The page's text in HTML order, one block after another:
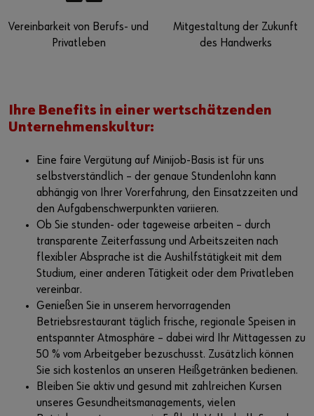
Vereinbarkeit von Berufs- und
Privatleben
Mitgestaltung der Zukunft
des Handwerks
Ihre Benefits in einer wertschätzenden
Unternehmenskultur:
Eine faire Vergütung auf Minijob-Basis ist für uns
selbstverständlich – der genaue Stundenlohn kann
abhängig von Ihrer Vorerfahrung, den Einsatzzeiten und
den Aufgabenschwerpunkten variieren.
Ob Sie stunden- oder tageweise arbeiten – durch
transparente Zeiterfassung und Arbeitszeiten nach
flexibler Absprache ist die Aushilfstätigkeit mit dem
Studium, einer anderen Tätigkeit oder dem Privatleben
vereinbar.
Genießen Sie in unserem hervorragenden
Betriebsrestaurant täglich frische, regionale Speisen in
entspannter Atmosphäre – dabei wird Ihr Mittagessen zu
50 % vom Arbeitgeber bezuschusst. Zusätzlich können
Sie sich kostenlos an unseren Heißgetränken bedienen.
Bleiben Sie aktiv und gesund mit zahlreichen Kursen
unseres Gesundheitsmanagements, vielen